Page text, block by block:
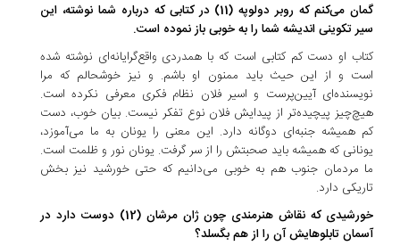
گمان می‌کنم که روبر دولوپه (11) در کتابی که درباره شما نوشته، این
سیر تکوینی اندیشه شما را به خوبی باز نموده است.
کتاب او دست کم کتابی است که با همدردی واقع‌گرایانه‌ای نوشته شده
است و از این حیث باید ممنون او باشم. و نیز خوشحالم که مرا
نویسنده‌ای آیین‌پرست و اسیر فلان نظام فکری معرفی نکرده است.
هیچ‌چیز پیچیده‌تر از پیدایش فلان نوع تفکر نیست. بیان خوب، دست
کم همیشه جنبه‌ای دوگانه دارد. این معنی را یونان به ما می‌آموزد،
یونانی که همیشه باید صحبتش را از سر گرفت. یونان نور و ظلمت است.
ما مردمان جنوب هم به خوبی می‌دانیم که حتی خورشید نیز بخش
تاریکی دارد.
خورشیدی که نقاش هنرمندی چون ژان مرشان (12) دوست دارد در
آسمان تابلوهایش آن را از هم بگسلد؟